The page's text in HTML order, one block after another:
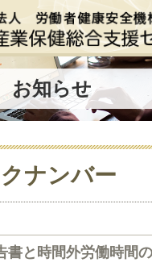
お知らせ
ナンバー
書と時間外労働時間